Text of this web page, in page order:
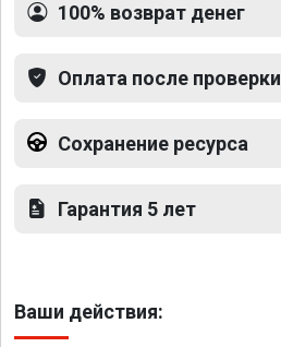
100% возврат денег
Оплата после проверки
Сохранение ресурса
Гарантия 5 лет
Ваши действия: